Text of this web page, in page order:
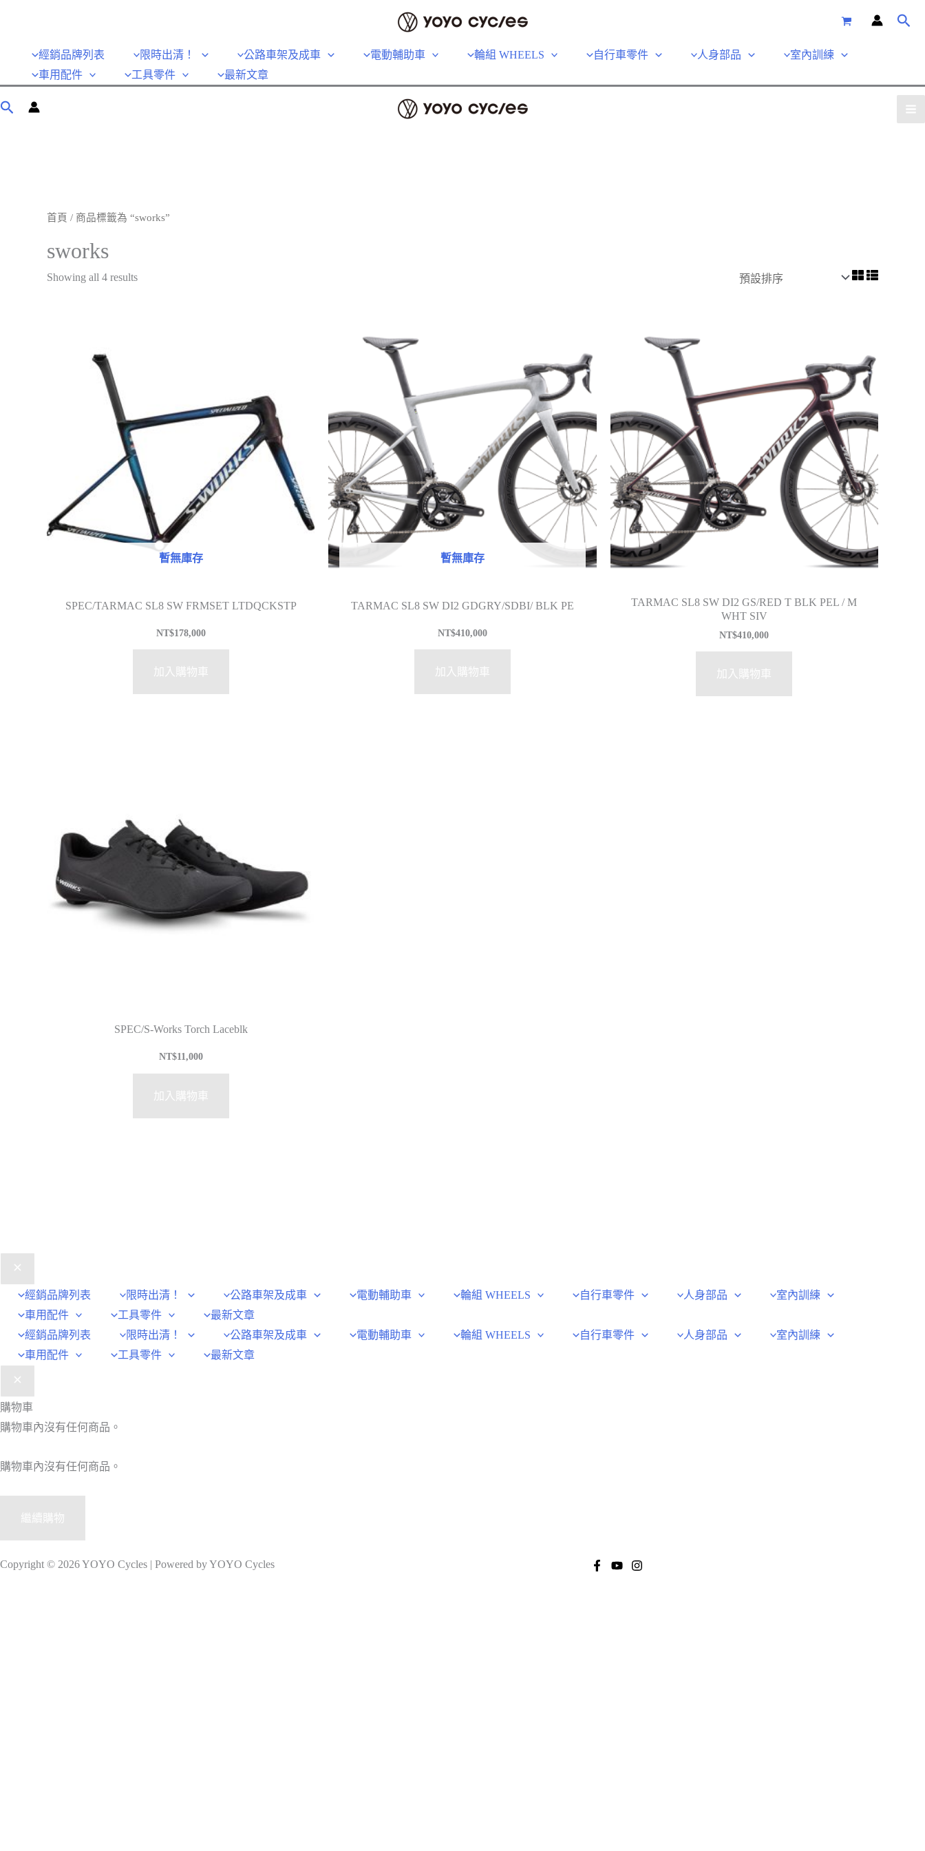
經銷品牌列表 限時出清！ 公路車架及成車 電動輔助車 輪組 WHEELS 自行車零件 人身部品
室內訓練
車用配件
工具零件 最新文章
首頁 / 商品標籤為 “sworks”
sworks
Showing all 4 results
暫無庫存
SPEC/TARMAC SL8 SW FRMSET LTDQCKSTP
NT$178,000
加入購物車
暫無庫存
TARMAC SL8 SW DI2 GDGRY/SDBI/ BLK PE
NT$410,000
加入購物車
TARMAC SL8 SW DI2 GS/RED T BLK PEL / M
WHT SIV
NT$410,000
加入購物車
SPEC/S-Works Torch Laceblk
NT$11,000
加入購物車
經銷品牌列表 限時出清！ 公路車架及成車 電動輔助車 輪組 WHEELS 自行車零件 人身部品
室內訓練
車用配件
工具零件
最新文章
經銷品牌列表
限時出清！ 公路車架及成車 電動輔助車 輪組 WHEELS 自行車零件 人身部品
室內訓練
車用配件
工具零件 最新文章
購物車
購物車內沒有任何商品。
購物車內沒有任何商品。
繼續購物
Copyright © 2026 YOYO Cycles | Powered by YOYO Cycles